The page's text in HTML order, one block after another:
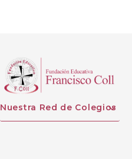
Nuestra Red de Colegios